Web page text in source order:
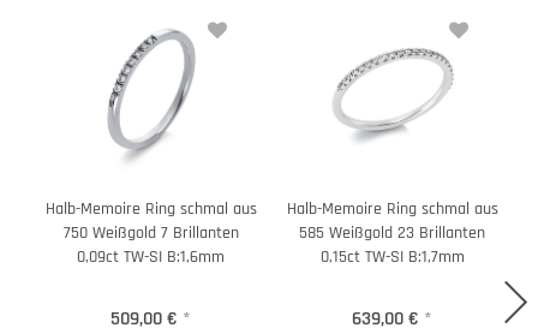
Halb-Memoire Ring schmal aus
750 Weißgold 7 Brillanten
0,09ct TW-SI B:1,6mm
509,00 € *
Halb-Memoire Ring schmal aus
585 Weißgold 23 Brillanten
0,15ct TW-SI B:1,7mm
639,00 € *